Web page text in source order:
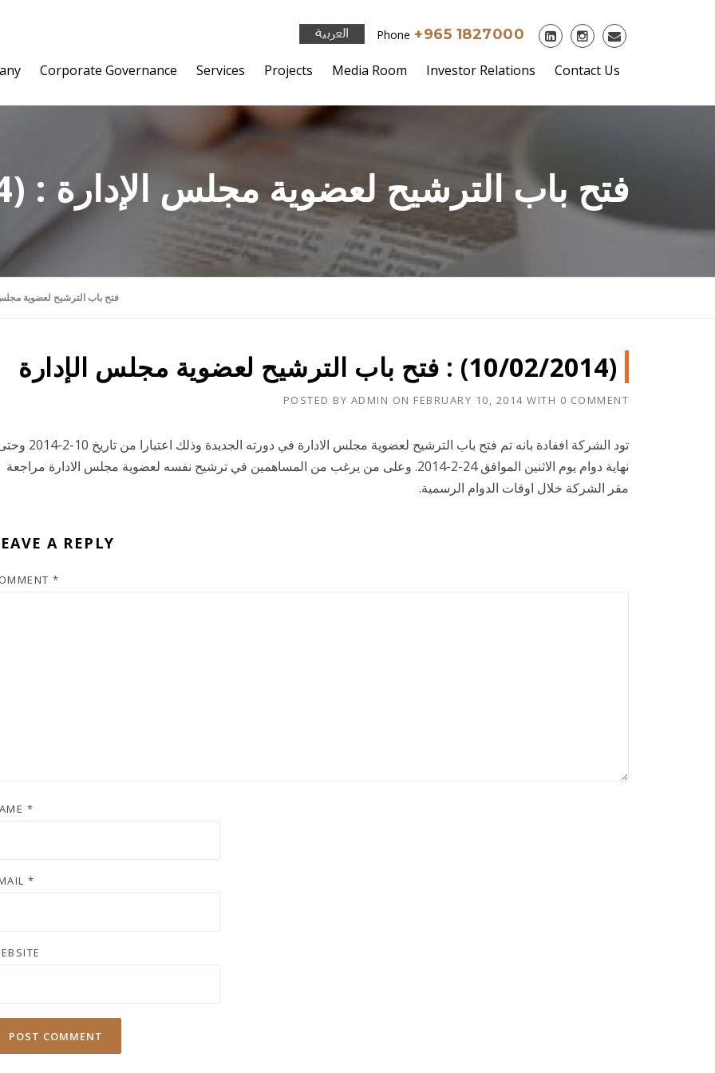
Phone +965 1827000
Corporate Governance Services Projects Media Room Investor Relations Contact Us
(10/02/2014) : فتح باب الترشيح لعضوية مجلس الإدارة
(10/02/2014) : فتح باب الترشيح لعضوية
(10/02/2014) : فتح باب الترشيح لعضوية مجلس الإدارة
POSTED BY ADMIN ON FEBRUARY 10, 2014 WITH 0 COMMENT
تود الشركة اففادة بانه تم فتح باب الترشيح لعضوية مجلس الادارة في دورته الجديدة وذلك اعتبارا
نهاية دوام يوم الاثنين الموافق 24-2-2014. وعلى من يرغب من المساهمين في ترشيح نفسه لعضوية مجلس الادارة مراجعة
مقر الشركة خلال اوقات الدوام الرسمية.
A REPLY
*
*
*